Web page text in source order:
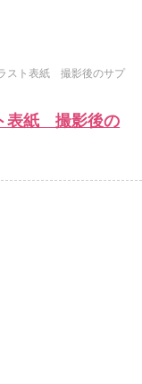
スト表紙 撮影後のサプ
表紙 撮影後の